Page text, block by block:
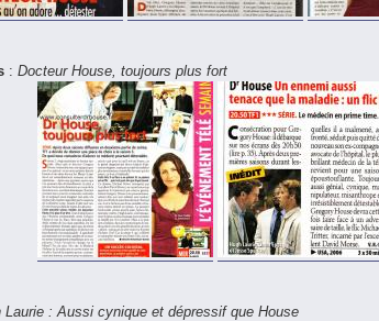
: Docteur House, toujours plus fort
Laurie : Aussi cynique et dépressif que House